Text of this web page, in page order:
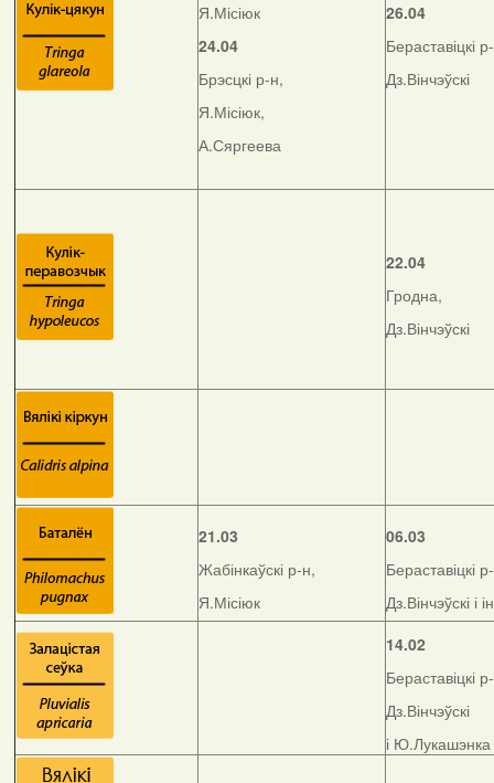
Я.Місіюк
24.04
Брэсцкі р-н,
Я.Місіюк,
А.Сяргеева
26.04
Бераставіцкі
Дз.Вінчэўскі
22.04
Гродна,
Дз.Вінчэўскі
21.03
Жабінкаўскі р-н,
Я.Місіюк
06.03
Бераставіцкі
Дз.Вінчэўскі і
14.02
Бераставіцкі
Дз.Вінчэўскі
і Ю.Лукашэнка